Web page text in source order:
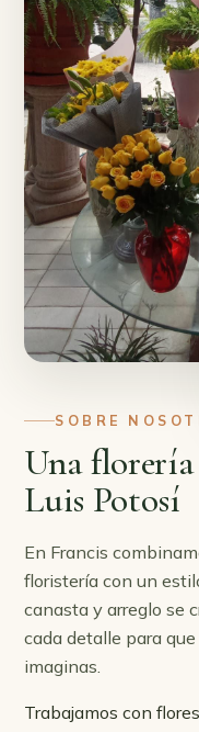
SOBRE
Una florería
Luis Potosí
En Francis
floristería con un
canasta y arreglo se
cada detalle para
imaginas.
Trabajamos con